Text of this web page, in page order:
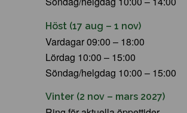
Höst (17 aug – 1 nov)
Vardagar 09:00 – 18:00
Lördag 10:00 – 15:00
Söndag/helgdag 10:00 – 15:00
Vinter (2 nov – mars 2027)